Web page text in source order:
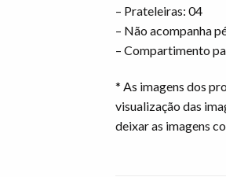
– Prateleiras: 04
– Não acompanha
– Compartimento
* As imagens dos
visualização das
deixar as imagens